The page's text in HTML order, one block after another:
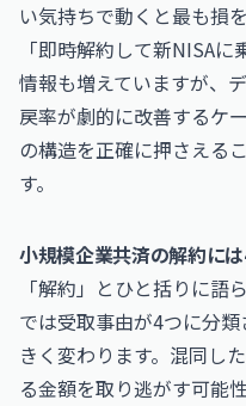
い気持ちで動くと最も損
「即時解約して新NISA
情報も増えていますが、
戻率が劇的に改善するケ
の構造を正確に押さえる
す。
小規模企業共済の解約に
「解約」とひと括りに語
では受取事由が4つに分
きく変わります。混同し
る金額を取り逃がす可能